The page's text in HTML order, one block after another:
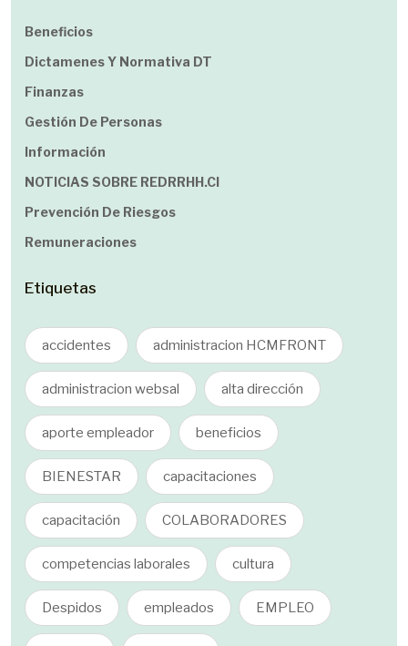
Beneficios
Dictamenes Y Normativa DT
Finanzas
Gestión De Personas
Información
NOTICIAS SOBRE REDRRHH.cl
Prevención De Riesgos
Remuneraciones
Etiquetas
accidentes administracion HCMFRONT
administracion websal alta dirección
aporte empleador beneficios
BIENESTAR capacitaciones
capacitación COLABORADORES
competencias laborales cultura
Despidos empleados EMPLEO